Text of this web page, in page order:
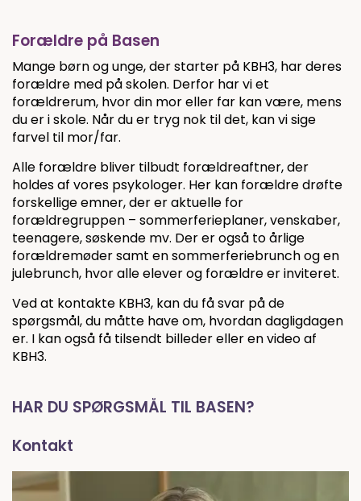
Forældre på Basen
Mange børn og unge, der starter på KBH3, har deres
forældre med på skolen. Derfor har vi et
forældrerum, hvor din mor eller far kan være, mens
du er i skole. Når du er tryg nok til det, kan vi sige
farvel til mor/far.
Alle forældre bliver tilbudt forældreaftner, der
holdes af vores psykologer. Her kan forældre drøfte
forskellige emner, der er aktuelle for
forældregruppen – sommerferieplaner, venskaber,
teenagere, søskende mv. Der er også to årlige
forældremøder samt en sommerferiebrunch og en
julebrunch, hvor alle elever og forældre er inviteret.
Ved at kontakte KBH3, kan du få svar på de
spørgsmål, du måtte have om, hvordan dagligdagen
er. I kan også få tilsendt billeder eller en video af
KBH3.
HAR DU SPØRGSMÅL TIL BASEN?
Kontakt